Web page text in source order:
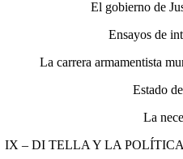
El gobierno de
Ensayos de
La carrera armamentista
Estado
La
IX – DI TELLA Y LA